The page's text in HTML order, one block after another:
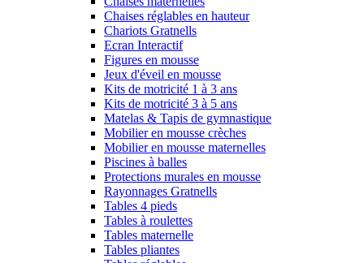
Chaises réglables en hauteur
Chariots Gratnells
Ecran Interactif
Figures en mousse
Jeux d'éveil en mousse
Kits de motricité 1 à 3 ans
Kits de motricité 3 à 5 ans
Matelas & Tapis de gymnastique
Mobilier en mousse crèches
Mobilier en mousse maternelles
Piscines à balles
Protections murales en mousse
Rayonnages Gratnells
Tables 4 pieds
Tables à roulettes
Tables maternelle
Tables pliantes